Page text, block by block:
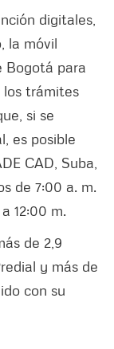
digitales,
la móvil
Bogotá para
trámites
si se
es posible
CAD, Suba,
de 7:00 a. m.
12:00 m.
de 2,9
y más de
con su